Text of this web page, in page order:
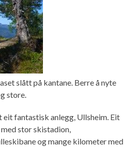
slått på kantane. Berre å nyte
store.
fantastisk anlegg, Ullsheim. Eit
stor skistadion,
og mange kilometer med